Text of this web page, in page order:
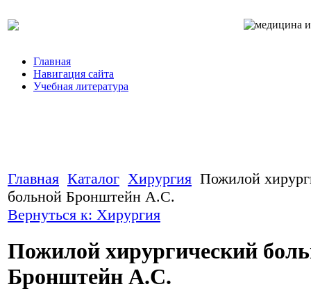
Главная
Навигация сайта
Учебная литература
Главная Каталог Хирургия Пожилой
больной Бронштейн А.С.
Вернуться к: Хирургия
Пожилой хирургический
Бронштейн А.С.